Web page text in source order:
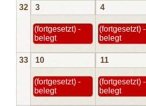
32 3
(fortgesetzt) -
belegt
4
(fortgesetzt) -
belegt
33 10
(fortgesetzt) -
belegt
11
(fortgesetzt) -
belegt